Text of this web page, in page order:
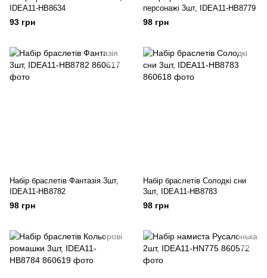
IDEA11-HB8634
93 грн
персонажі 3шт, IDEA11-HB8779
98 грн
Набір браслетів Фантазія 3шт,
IDEA11-HB8782
98 грн
Набір браслетів Солодкі сни
3шт, IDEA11-HB8783
98 грн